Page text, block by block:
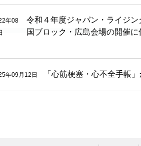
年08
令和４年度ジャパン・ライジ
国ブロック・広島会場の開催
年09月12日 「心筋梗塞・心不全手帳